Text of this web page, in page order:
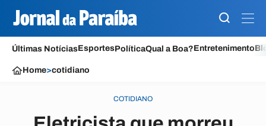
Últimas NotíciasEsportesPolíticaQual a Boa?Entretenimento
Home>cotidiano
COTIDIANO